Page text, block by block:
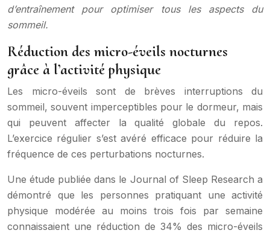
d’entraînement pour optimiser tous les aspects du
sommeil.
Réduction des micro-éveils nocturnes
grâce à l’activité physique
Les micro-éveils sont de brèves interruptions du
sommeil, souvent imperceptibles pour le dormeur, mais
qui peuvent affecter la qualité globale du repos.
L’exercice régulier s’est avéré efficace pour réduire la
fréquence de ces perturbations nocturnes.
Une étude publiée dans le Journal of Sleep Research a
démontré que les personnes pratiquant une activité
physique modérée au moins trois fois par semaine
connaissaient une réduction de 34% des micro-éveils